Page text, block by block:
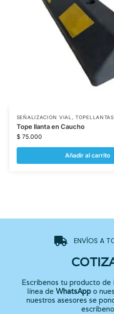
SEÑALIZACION VIAL ,TOPELLANTAS
Tope llanta en Caucho
$ 75.000
Añadir al carrito
ENVÍOS A
Escríbenos tu producto
línea de WhatsAppo
nuestros asesores se